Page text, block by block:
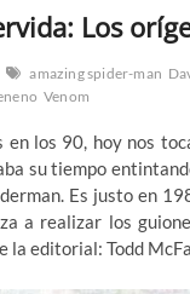
Los
amazing spider-man
Venom
los 90, hoy nos
su tiempo
Es justo en
a realizar los
la editorial: Todd